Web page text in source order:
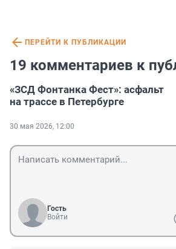
ПЕРЕЙТИ К ПУБЛИКАЦИИ
19 комментариев к
«ЗСД Фонтанка Фест»: асфальт
на трассе в Петербурге
30 мая 2026, 12:00
Гость
Войти